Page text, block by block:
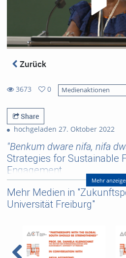
Zurück
3673
views
0
favorites
Medienaktionen
Share
hochgeladen 27. Oktober 2022
"Benkum dware nifa, nifa
Strategies for Sustainable
Engagement
*Akan proverb: lit. the left (hand)
(hand) washes the left hand.
Keynote von Prof. Dr. Akosua
Referent/in:
Prof. Dr. Akosua Adomako
Ampofo
Mehr
Mehr Medien in
Universität Freiburg"